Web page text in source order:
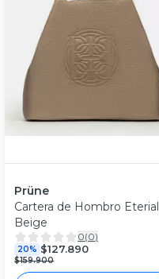
Vista Previa
Prüne
Cartera de Hombro Eterial
Beige
0(0)
20% $127.890
$159.900